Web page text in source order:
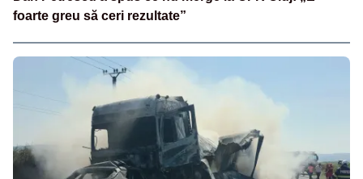
foarte greu să ceri rezultate”